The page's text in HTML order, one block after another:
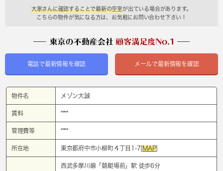
大家さんに確認することで最新の空室が出ている場合があります。
こちらの物件が気になる方は、お気軽にお問い合わせ下さい！
電話で最新情報を確認 メールで最新情報を確認
物件名 メゾン大誠
賃料 ****
管理費等 ****
所在地 東京都府中市小柳町４丁目1-7[MAP]
西武多摩川線「競艇場前」駅 徒歩6分